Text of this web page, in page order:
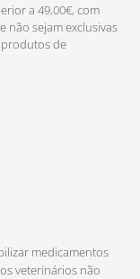
a 49,00€, com
não sejam exclusivas
de
medicamentos
veterinários não